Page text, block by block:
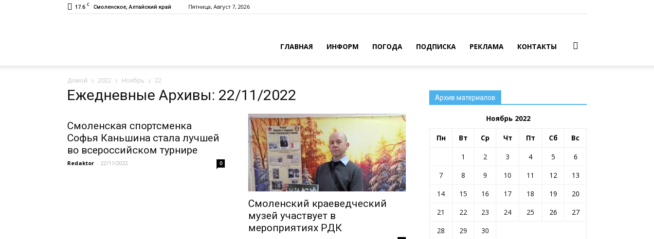
17.6 C Смоленское, Алтайский край Пятница, Август 7, 2026
«Заря»
ГЛАВНАЯ ИНФОРМ ПОГОДА ПОДПИСКА РЕКЛАМА КОНТАКТЫ
Домой 2022 Ноябрь 22
Ежедневные Архивы: 22/11/2022
Смоленская спортсменка
Софья Каньшина стала лучшей
во всероссийском турнире
Redaktor - 22/11/2022 0
Смоленский краеведческий
музей участвует в
мероприятиях РДК
Архив материалов
Ноябрь 2022
Пн Вт Ср Чт Пт Сб Вс
1 2 3 4 5
6
7
8 9 10 11 12
13
14
15 16 17 18 19
20
21
22 23 24 25 26
27
28
29 30